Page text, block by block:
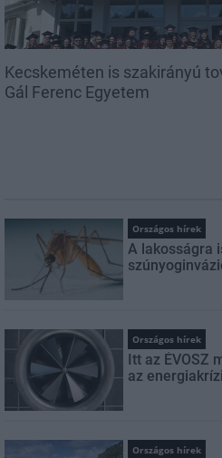
Kecskeméten is szakirányú
Gál Ferenc Egyetem
Országos hírek
A lakosságra
Országos hírek
Itt az ÉVOSZ
az
Országos hírek